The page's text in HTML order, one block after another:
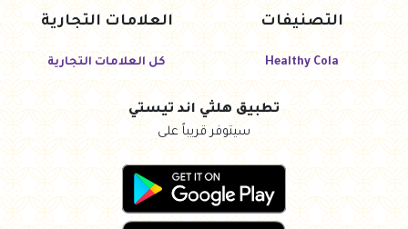
التصنيفات
Healthy Cola
العلامات التجارية
كل العلامات التجارية
تطبيق هلثي اند تيستي
سيتوفر قريباً على